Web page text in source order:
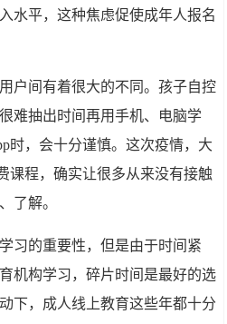
水平，这种焦虑促使成年人报名
户间有着很大的不同。孩子自控
难抽出时间再用手机、电脑学
时，会十分谨慎。这次疫情，大
课程，确实让很多从来没有接触
了解。
习的重要性，但是由于时间紧
机构学习，碎片时间是最好的选
下，成人线上教育这些年都十分